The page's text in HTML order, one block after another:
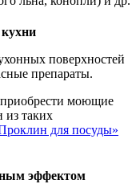
поверхностей
препараты.
моющие
таких
для посуды»
эффектом